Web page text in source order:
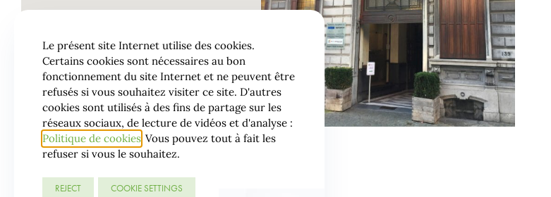
Le présent site Internet utilise des cookies.
Certains cookies sont nécessaires au bon
fonctionnement du site Internet et ne peuvent être
refusés si vous souhaitez visiter ce site. D'autres
cookies sont utilisés à des fins de partage sur les
réseaux sociaux, de lecture de vidéos et d'analyse :
Politique de cookies Vous pouvez tout à fait les
refuser si vous le souhaitez.
REJECT COOKIE SETTINGS